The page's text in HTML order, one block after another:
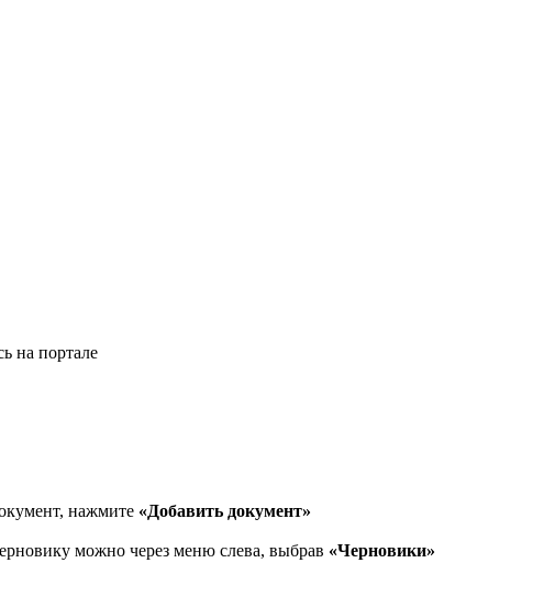
на портале
нажмите «Добавить документ»
можно через меню слева, выбрав «Черновики»